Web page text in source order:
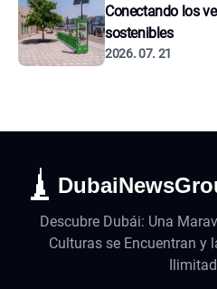
Conectando los
sostenibles
2026. 07. 21
Descubre Dubái: Una
Culturas se Encuentran y